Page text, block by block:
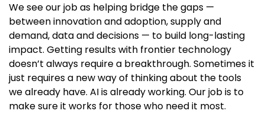
We see our job as helping bridge the gaps —
between innovation and adoption, supply and
demand, data and decisions — to build long-lasting
impact. Getting results with frontier technology
doesn’t always require a breakthrough. Sometimes it
just requires a new way of thinking about the tools
we already have. AI is already working. Our job is to
make sure it works for those who need it most.